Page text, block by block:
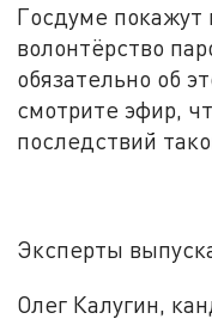
Госдуме покажут
волонтёрство
обязательно об
смотрите эфир,
последствий
Эксперты
Олег Калугин,